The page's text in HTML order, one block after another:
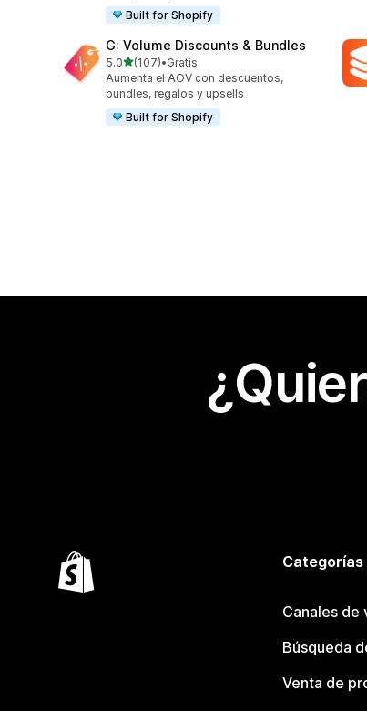
Built for Shopify
G: Volume Discounts & Bundles
5.0de 5 estrellas
(107)
107 reseñas en total
•Gratis
Aumenta el AOV con descuentos,
bundles, regalos y upsells
Built for Shopify
Canales de
Búsqueda
Venta de